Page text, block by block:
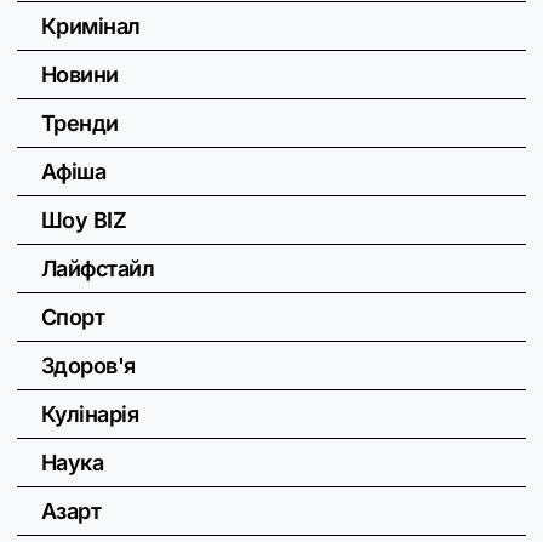
Кримінал
Новини
Тренди
Афіша
Шоу BIZ
Лайфстайл
Спорт
Здоров'я
Кулінарія
Наука
Азарт